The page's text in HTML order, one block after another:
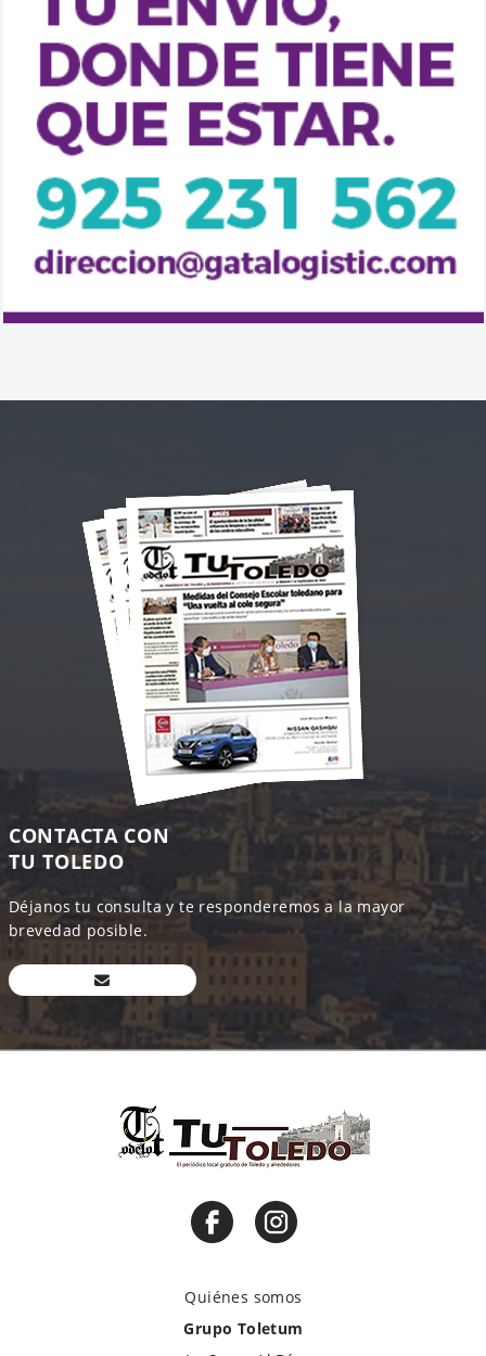
CONTACTA CON
TU TOLEDO
Déjanos tu consulta y te responderemos a la mayor
brevedad posible.
Quiénes somos
Grupo Toletum